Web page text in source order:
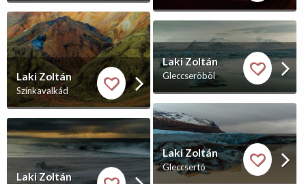
Laki Zoltán
Színkavalkád
Laki Zoltán
Laki Zoltán
Gleccseröböl
Laki Zoltán
Gleccsertó